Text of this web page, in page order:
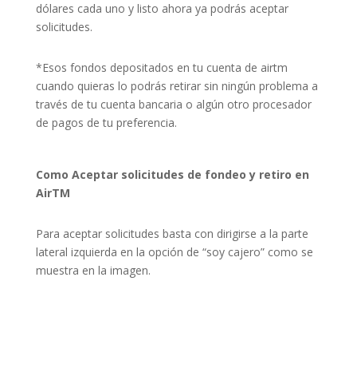
dólares cada uno y listo ahora ya podrás aceptar
solicitudes.
*Esos fondos depositados en tu cuenta de airtm
cuando quieras lo podrás retirar sin ningún problema a
través de tu cuenta bancaria o algún otro procesador
de pagos de tu preferencia.
Como Aceptar solicitudes de fondeo y retiro en
AirTM
Para aceptar solicitudes basta con dirigirse a la parte
lateral izquierda en la opción de “soy cajero” como se
muestra en la imagen.